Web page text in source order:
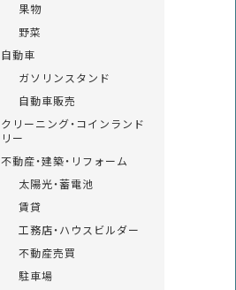
果物
野菜
自動車
ガソリンスタンド
自動車販売
クリーニング・コインランド
リー
不動産・建築・リフォーム
太陽光・蓄電池
賃貸
工務店・ハウスビルダー
不動産売買
駐車場